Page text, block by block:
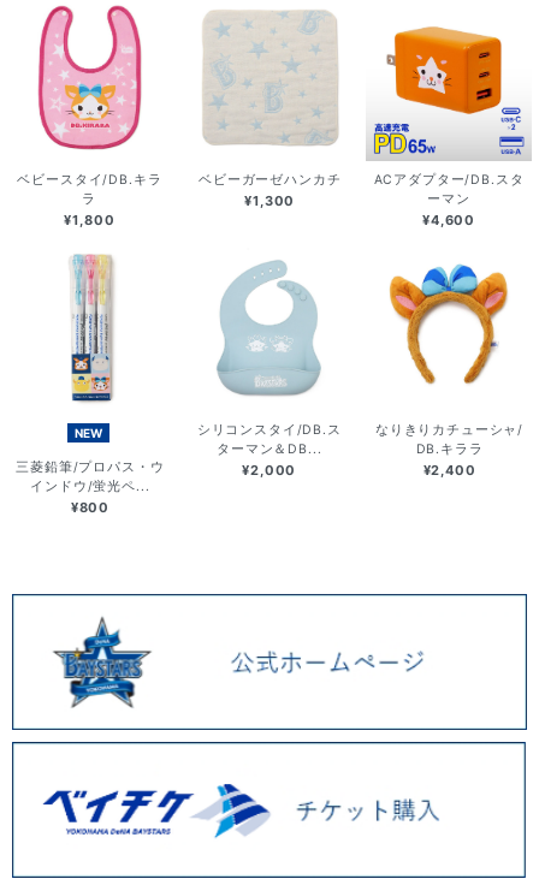
ベビースタイ/DB.キラ
ラ
¥1,800
ベビーガーゼハンカチ
¥1,300
ACアダプター/DB.スタ
ーマン
¥4,600
NEW
三菱鉛筆/プロパス・ウ
インドウ/蛍光ペ...
¥800
シリコンスタイ/DB.ス
ターマン＆DB...
¥2,000
なりきりカチューシャ/
DB.キララ
¥2,400